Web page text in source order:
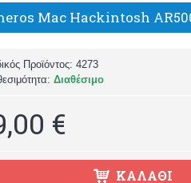
Προϊόντος: 4273
Διαθέσιμο
€
ΚΑΛΆΘΙ